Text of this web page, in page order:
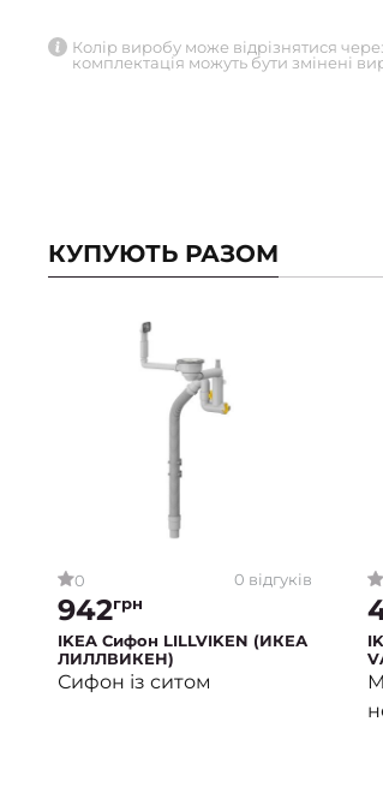
Колір виробу може відрізнятися
комплектація можуть бути змінені
КУПУЮТЬ РАЗОМ
0 0 відгуків
942грн
IKEA Сифон LILLVIKEN (ИКЕА
ЛИЛЛВИКЕН)
Сифон із ситом